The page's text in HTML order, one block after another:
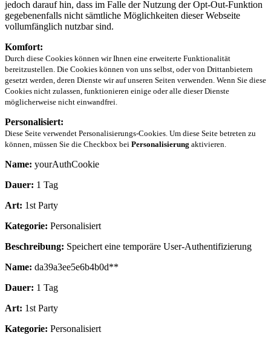
jedoch darauf hin, dass im Falle der Nutzung der Opt-Out-Funktion
gegebenenfalls nicht sämtliche Möglichkeiten dieser Webseite
vollumfänglich nutzbar sind.
Komfort:
Durch diese Cookies können wir Ihnen eine erweiterte Funktionalität
bereitzustellen. Die Cookies können von uns selbst, oder von Drittanbietern
gesetzt werden, deren Dienste wir auf unseren Seiten verwenden. Wenn Sie diese
Cookies nicht zulassen, funktionieren einige oder alle dieser Dienste
möglicherweise nicht einwandfrei.
Personalisiert:
Diese Seite verwendet Personalisierungs-Cookies. Um diese Seite betreten zu
können, müssen Sie die Checkbox bei Personalisierung aktivieren.
Name: yourAuthCookie
Dauer: 1 Tag
Art: 1st Party
Kategorie: Personalisiert
Beschreibung: Speichert eine temporäre User-Authentifizierung
Name: da39a3ee5e6b4b0d**
Dauer: 1 Tag
Art: 1st Party
Kategorie: Personalisiert